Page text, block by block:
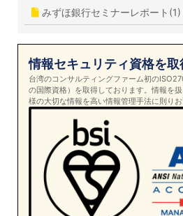
みずほ銀行セミナーレポート(1)
情報セキュリティ資格を
台湾のコンサルティングファーム初の
の国際資格）を取得しております。情報を
様の大切な情報を高い情報管理手法に則りお